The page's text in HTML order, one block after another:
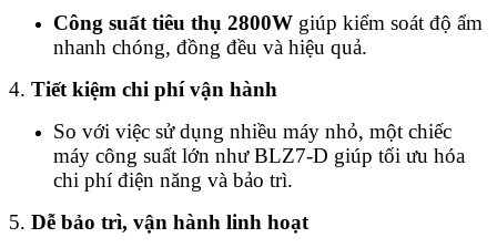
Công suất tiêu thụ 2800W giúp kiểm soát độ ẩm
nhanh chóng, đồng đều và hiệu quả.
4. Tiết kiệm chi phí vận hành
So với việc sử dụng nhiều máy nhỏ, một chiếc
máy công suất lớn như BLZ7-D giúp tối ưu hóa
chi phí điện năng và bảo trì.
5. Dễ bảo trì, vận hành linh hoạt